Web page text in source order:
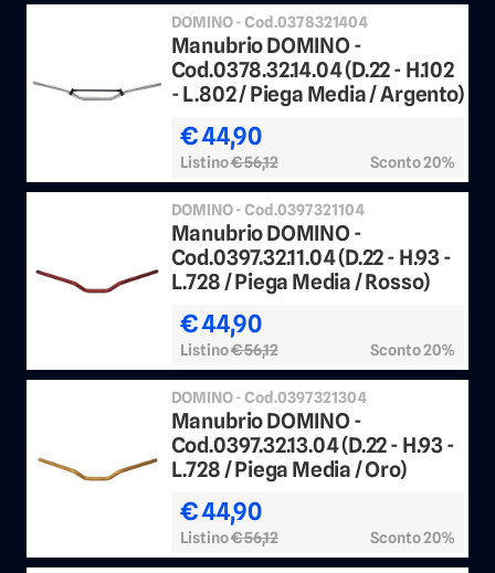
DOMINO - Cod.0378321404
Manubrio DOMINO -
Cod.0378.32.14.04 (D.22 - H.102
- L.802 / Piega Media / Argento)
€ 44,90
Listino€ 56,12 Sconto 20%
DOMINO - Cod.0397321104
Manubrio DOMINO -
Cod.0397.32.11.04 (D.22 - H.93 -
L.728 / Piega Media / Rosso)
€ 44,90
Listino€ 56,12 Sconto 20%
DOMINO - Cod.0397321304
Manubrio DOMINO -
Cod.0397.32.13.04 (D.22 - H.93 -
L.728 / Piega Media / Oro)
€ 44,90
Listino€ 56,12 Sconto 20%